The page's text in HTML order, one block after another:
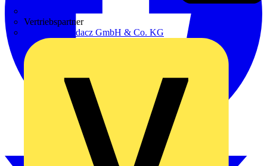
Vertriebspartner
Adalbert Zajadacz GmbH & Co. KG